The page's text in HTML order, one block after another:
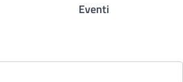
Eventi